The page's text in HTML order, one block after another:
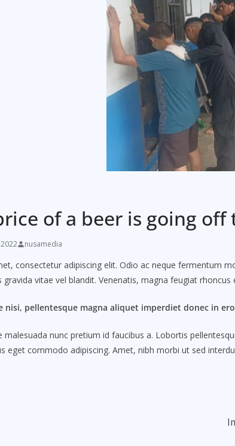
of a beer is going
nusamedia
consectetur adipiscing elit. Odio ac neque fermentum
gravida vitae vel blandit. Venenatis, magna feugiat
nisi, pellentesque magna aliquet imperdiet donec in
malesuada nunc pretium id faucibus a. Lobortis
eget commodo adipiscing. Amet, nibh morbi ut sed